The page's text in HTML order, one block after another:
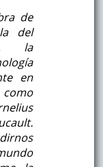
de
del
la
en